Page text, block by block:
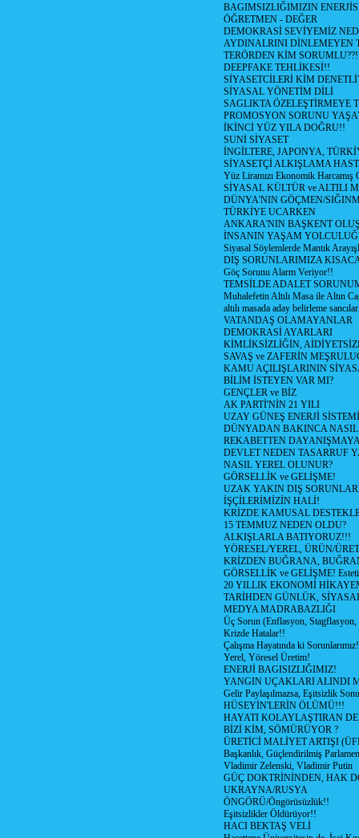
BAGIMSIZLIĞIMIZIN
ÖĞRETMEN - DEĞER
DEMOKRASİ SEVİYEMİZ
AYDINALRINI DİNLEMEYEN
TERÖRDEN KİM
DEEPFAKE TEHLİKESİ!!
SİYASETCİLERİ KİM
SİYASAL YÖNETİM DİLİ
SAGLIKTA ÖZELEŞTİRMEYE
PROMOSYON SORUNU
İKİNCİ YÜZ YILA DOĞRU!!
SUNİ SİYASET
İNGİLTERE, JAPONYA,
SİYASETÇİ ALKIŞLAMA
Yüz Liramızı Ekonomik Harcamış
SİYASAL KÜLTÜR ve ALTILI
DÜNYA'NIN GÖÇMEN/
TÜRKİYE UCARKEN
ANKARA'NIN BAŞKENT
İNSANIN YAŞAM
Siyasal Söylemlerde Mantık
DIŞ SORUNLARIMIZA
Göç Sorunu Alarm Veriyor!!
TEMSİLDE ADALET
Muhalefetin Altılı Masa ile Altın
altılı masada aday belirleme
VATANDAŞ OLAMAYANLAR
DEMOKRASİ AYARLARI
KİMLİKSİZLİĞİN,
SAVAŞ ve ZAFERİN
KAMU AÇILIŞLARININ
BİLİM İSTEYEN VAR MI?
GENÇLER ve BİZ
AK PARTİ'NİN 21 YILI
UZAY GÜNEŞ ENERJİ SİSTEMİ
DÜNYADAN BAKINCA
REKABETTEN
DEVLET NEDEN TASARRUF
NASIL YEREL OLUNUR?
GÖRSELLİK ve GELİŞME!
UZAK YAKIN DIŞ
İŞÇİLERİMİZİN HALİ!
KRİZDE KAMUSAL
15 TEMMUZ NEDEN OLDU?
ALKIŞLARLA BATIYORUZ!!!
YÖRESEL/YEREL, ÜRÜN/
KRİZDEN BUĞRANA,
GÖRSELLİK ve GELİŞME!
20 YILLIK EKONOMİ
TARİHDEN GÜNLÜK,
MEDYA MADRABAZLIĞI
Üç Sorun (Enflasyon, Stagflasyon,
Krizde Hatalar!!
Çalışma Hayatında ki
Yerel, Yöresel Üretim!
ENERJİ BAGISIZLIĞIMIZ!
YANGIN UÇAKLARI ALINDI
Gelir Paylaşılmazsa, Eşitsizlik
HÜSEYİN'LERİN ÖLÜMÜ!!!
HAYATI KOLAYLAŞTIRAN
BİZİ KİM, SÖMÜRÜYOR ?
ÜRETİCİ MALİYET ARTIŞI
Başkanlık, Güçlendirilmiş
Vladimir Zelenski, Vladimir Putin
GÜÇ DOKTRİNİNDEN, HAK
UKRAYNA/RUSYA
ÖNGÖRÜ/Öngörüsüzlük!!
Eşitsizlikler Öldürüyor!!
HACI BEKTAŞ VELİ